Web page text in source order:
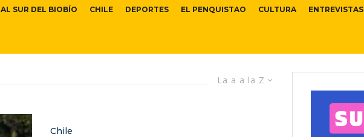
AL SUR DEL BIOBÍO CHILE DEPORTES EL PENQUISTAO CULTURA ENTREVISTAS
La a a la Z
Chile